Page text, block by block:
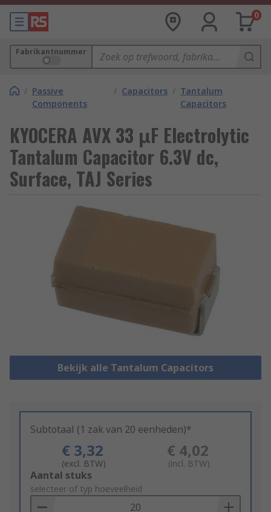
0
Fabrikantnummer
/ Passive
Components
/ Capacitors / Tantalum
Capacitors
KYOCERA AVX 33 μF Electrolytic
Tantalum Capacitor 6.3V dc,
Surface, TAJ Series
Bekijk alle Tantalum Capacitors
Subtotaal (1 zak van 20 eenheden)*
€ 3,32
(excl. BTW)
€ 4,02
(incl. BTW)
Add
to
Basket
Aantal stuks
selecteer of typ hoeveelheid